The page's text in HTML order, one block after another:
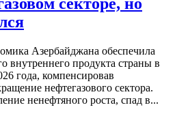
Азербайджана обеспечила
внутреннего продукта страны в
года, компенсировав
нефтегазового сектора.
ненефтяного роста, спад в...